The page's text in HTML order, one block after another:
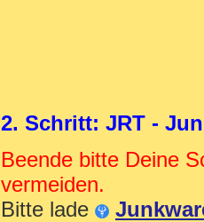
2. Schritt: JRT -
Beende bitte Deine
vermeiden.
Bitte lade